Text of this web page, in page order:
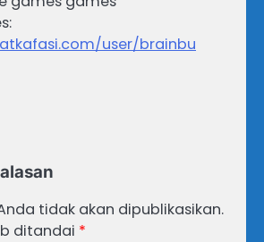
user/brainbu
tidak akan dipublikasikan.
ditandai *